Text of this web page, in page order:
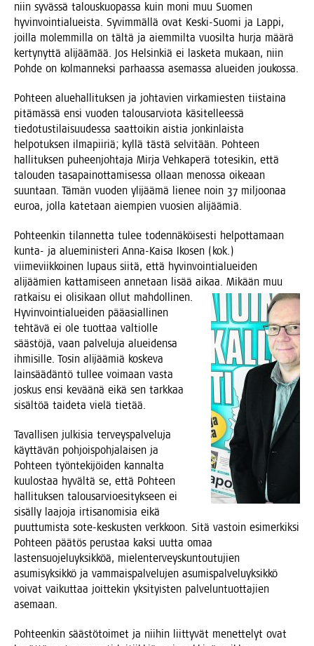
niin syväs­sä talous­kuo­pas­sa kuin moni muu Suo­men
hyvin­voin­tia­lueis­ta. Syvim­mäl­lä ovat Kes­ki-Suo­mi ja Lap­pi,
joil­la molem­mil­la on täl­tä ja aiem­mil­ta vuo­sil­ta hur­ja mää­rä
ker­ty­nyt­tä ali­jää­mää. Jos Hel­sin­kiä ei las­ke­ta mukaan, niin
Poh­de on kol­man­nek­si par­haas­sa ase­mas­sa aluei­den joukossa.
Poh­teen alue­hal­li­tuk­sen ja joh­ta­vien vir­ka­mies­ten tiis­tai­na
pitä­mäs­sä ensi vuo­den talous­ar­vio­ta käsi­tel­lees­sä
tie­do­tus­ti­lai­suu­des­sa saat­toi­kin ais­tia jon­kin­lais­ta
hel­po­tuk­sen ilma­pii­riä; kyl­lä täs­tä sel­vi­tään. Poh­teen
hal­li­tuk­sen puheen­joh­ta­ja Mir­ja Veh­ka­pe­rä tote­si­kin, että
talou­den tasa­pai­not­ta­mi­ses­sa ollaan menos­sa oike­aan
suun­taan. Tämän vuo­den yli­jää­mä lie­nee noin 37 mil­joo­naa
euroa, jol­la kate­taan aiem­pien vuo­sien alijäämiä.
Poh­teen­kin tilan­net­ta tulee toden­nä­köi­ses­ti hel­pot­ta­maan
kun­ta- ja alue­mi­nis­te­ri Anna-Kai­sa Iko­sen (kok.)
vii­me­viik­koi­nen lupaus sii­tä, että hyvin­voin­tia­luei­den
ali­jää­mien kat­ta­mi­seen anne­taan lisää aikaa. Mikään muu
rat­kai­su ei oli­si­kaan ollut mahdol­li­nen.
Hyvin­voin­tia­luei­den pää­asial­li­nen
teh­tä­vä ei ole tuot­taa val­tiol­le
sääs­tö­jä, vaan pal­ve­lu­ja aluei­den­sa
ihmi­sil­le. Tosin ali­jää­miä kos­ke­va
lain­sää­dän­tö tul­lee voi­maan vas­ta
jos­kus ensi kevää­nä eikä sen tark­kaa
sisäl­töä tai­de­ta vie­lä tietää.
Taval­li­sen jul­ki­sia ter­veys­pal­ve­lu­ja
käyt­tä­vän poh­jois­poh­ja­lai­sen ja
Poh­teen työn­te­ki­jöi­den kan­nal­ta
kuu­los­taa hyväl­tä se, että Poh­teen
hal­li­tuk­sen talous­ar­vio­esi­tyk­seen ei
sisäl­ly laa­jo­ja irti­sa­no­mi­sia eikä
puut­tu­mis­ta sote-kes­kus­ten verk­koon. Sitä vas­toin esi­mer­kik­si
Poh­teen pää­tös perus­taa kak­si uut­ta omaa
las­ten­suo­je­lu­yk­sik­köä, mie­len­ter­veys­kun­tou­tu­jien
asu­mi­syk­sik­kö ja vam­mais­pal­ve­lu­jen asu­mis­pal­ve­lu­yk­sik­kö
voi­vat vai­kut­taa joit­te­kin yksi­tyis­ten pal­ve­lun­tuot­ta­jien
asemaan.
Poh­teen­kin sääs­tö­toi­met ja nii­hin liit­ty­vät menet­te­lyt ovat